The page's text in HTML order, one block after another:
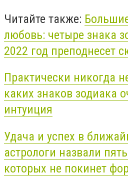
Читайте также:
любовь: четыре знака
2022 год преподнесет
Практически никогда
каких знаков зодиака
интуиция
Удача и успех в
астрологи назвали
которых не покинет